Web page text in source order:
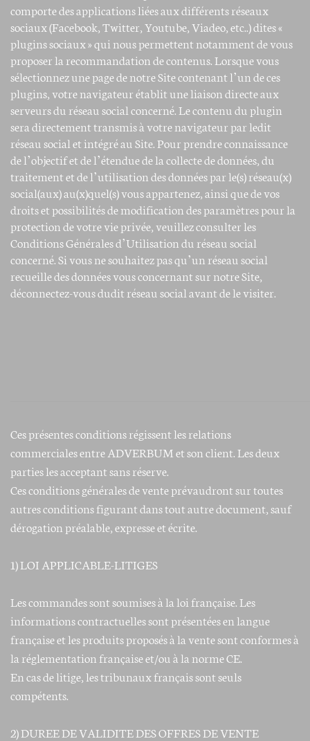
comporte des applications liées aux différents réseaux
sociaux (Facebook, Twitter, Youtube, Viadeo, etc..) dites «
plugins sociaux » qui nous permettent notamment de vous
proposer la recommandation de contenus. Lorsque vous
sélectionnez une page de notre Site contenant l’un de ces
plugins, votre navigateur établit une liaison directe aux
serveurs du réseau social concerné. Le contenu du plugin
sera directement transmis à votre navigateur par ledit
réseau social et intégré au Site. Pour prendre connaissance
de l’objectif et de l’étendue de la collecte de données, du
traitement et de l’utilisation des données par le(s) réseau(x)
social(aux) au(x)quel(s) vous appartenez, ainsi que de vos
droits et possibilités de modification des paramètres pour la
protection de votre vie privée, veuillez consulter les
Conditions Générales d’Utilisation du réseau social
concerné. Si vous ne souhaitez pas qu’un réseau social
recueille des données vous concernant sur notre Site,
déconnectez-vous dudit réseau social avant de le visiter.
Ces présentes conditions régissent les relations
commerciales entre ADVERBUM et son client. Les deux
parties les acceptant sans réserve.
Ces conditions générales de vente prévaudront sur toutes
autres conditions figurant dans tout autre document, sauf
dérogation préalable, expresse et écrite.
1) LOI APPLICABLE-LITIGES
Les commandes sont soumises à la loi française. Les
informations contractuelles sont présentées en langue
française et les produits proposés à la vente sont conformes à
la réglementation française et/ou à la norme CE.
En cas de litige, les tribunaux français sont seuls
compétents.
2) DUREE DE VALIDITE DES OFFRES DE VENTE